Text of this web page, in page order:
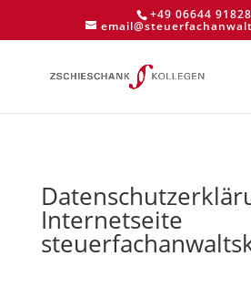
+49 06644
Internetseite